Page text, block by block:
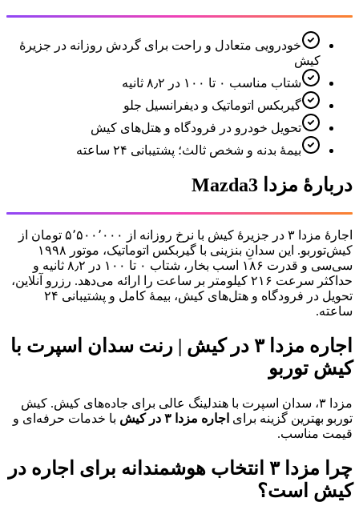
خودرویی متعادل و راحت برای گردش روزانه در جزیرهٔ
کیش
شتاب مناسب ۰ تا ۱۰۰ در ۸٫۲ ثانیه
گیربکس اتوماتیک و دیفرانسیل جلو
تحویل خودرو در فرودگاه و هتل‌های کیش
بیمهٔ بدنه و شخص ثالث؛ پشتیبانی ۲۴ ساعته
دربارهٔ مزدا Mazda3
اجارهٔ مزدا ۳ در جزیرهٔ کیش با نرخ روزانه از ۵٬۵۰۰٬۰۰۰ تومان از
کیش‌توربو. این سدانِ بنزینی با گیربکس اتوماتیک، موتور ۱۹۹۸
سی‌سی و قدرت ۱۸۶ اسب بخار، شتاب ۰ تا ۱۰۰ در ۸٫۲ ثانیه و
حداکثر سرعت ۲۱۶ کیلومتر بر ساعت را ارائه می‌دهد. رزرو آنلاین،
تحویل در فرودگاه و هتل‌های کیش، بیمهٔ کامل و پشتیبانی ۲۴
ساعته.
اجاره مزدا ۳ در کیش | رنت سدان اسپرت با
کیش توربو
مزدا ۳، سدان اسپرت با هندلینگ عالی برای جاده‌های کیش. کیش
توربو بهترین گزینه برای اجاره مزدا ۳ در کیش
با خدمات حرفه‌ای و
قیمت مناسب.
چرا مزدا ۳ انتخاب هوشمندانه برای اجاره در
کیش است؟